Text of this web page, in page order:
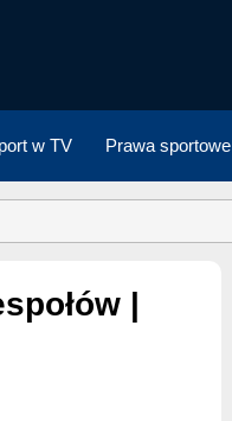
w TV Prawa sportowe